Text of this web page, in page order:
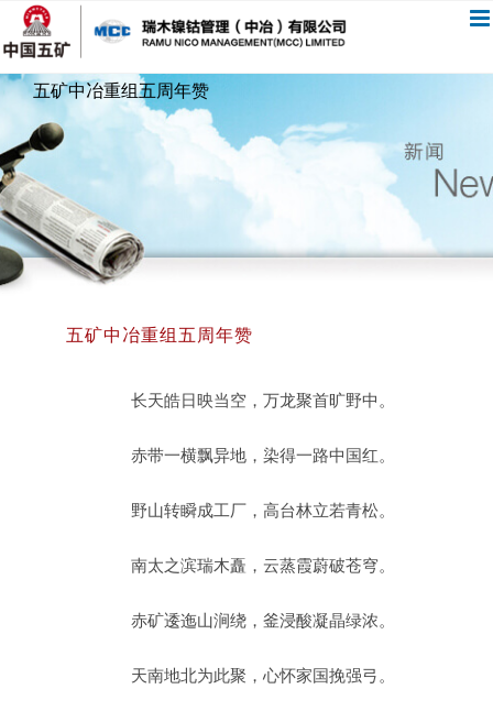
过
内
五矿中冶重组五周年赞
五矿中冶重组五周年赞
长天皓日映当空，万龙聚首旷野中。
赤带一横飘异地，染得一路中国红。
野山转瞬成工厂，高台林立若青松。
南太之滨瑞木矗，云蒸霞蔚破苍穹。
赤矿逶迤山涧绕，釜浸酸凝晶绿浓。
天南地北为此聚，心怀家国挽强弓。